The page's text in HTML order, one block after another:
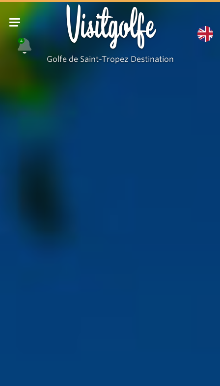
4 Visitgolfe
Golfe de Saint-Tropez Destination
mairie
Gassin